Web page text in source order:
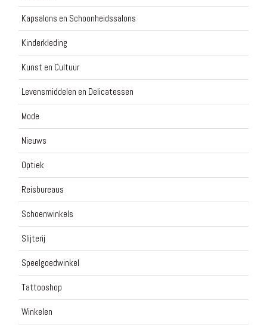
Kapsalons en Schoonheidssalons
Kinderkleding
Kunst en Cultuur
Levensmiddelen en Delicatessen
Mode
Nieuws
Optiek
Reisbureaus
Schoenwinkels
Slijterij
Speelgoedwinkel
Tattooshop
Winkelen